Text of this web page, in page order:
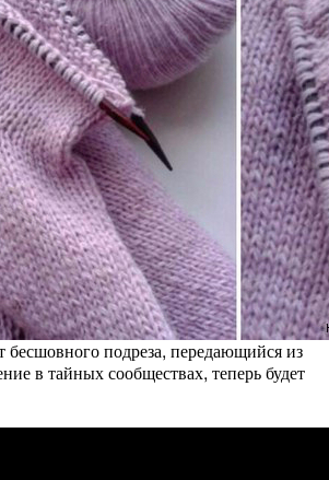
подреза, передающийся из
в тайных сообществах, теперь будет